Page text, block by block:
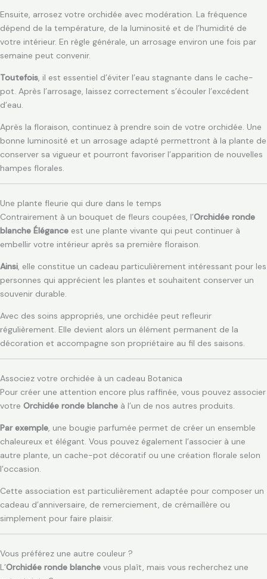
Ensuite, arrosez votre orchidée avec modération. La fréquence
dépend de la température, de la luminosité et de l’humidité de
votre intérieur. En règle générale, un arrosage environ une fois par
semaine peut convenir.
Toutefois, il est essentiel d’éviter l’eau stagnante dans le cache-
pot. Après l’arrosage, laissez correctement s’écouler l’excédent
d’eau.
Après la floraison, continuez à prendre soin de votre orchidée. Une
bonne luminosité et un arrosage adapté permettront à la plante de
conserver sa vigueur et pourront favoriser l’apparition de nouvelles
hampes florales.
Une plante fleurie qui dure dans le temps
Contrairement à un bouquet de fleurs coupées, l’Orchidée ronde
blanche Élégance est une plante vivante qui peut continuer à
embellir votre intérieur après sa première floraison.
Ainsi, elle constitue un cadeau particulièrement intéressant pour les
personnes qui apprécient les plantes et souhaitent conserver un
souvenir durable.
Avec des soins appropriés, une orchidée peut refleurir
régulièrement. Elle devient alors un élément permanent de la
décoration et accompagne son propriétaire au fil des saisons.
Associez votre orchidée à un cadeau Botanica
Pour créer une attention encore plus raffinée, vous pouvez associer
votre Orchidée ronde blanche à l’un de nos autres produits.
Par exemple, une bougie parfumée permet de créer un ensemble
chaleureux et élégant. Vous pouvez également l’associer à une
autre plante, un cache-pot décoratif ou une création florale selon
l’occasion.
Cette association est particulièrement adaptée pour composer un
cadeau d’anniversaire, de remerciement, de crémaillère ou
simplement pour faire plaisir.
Vous préférez une autre couleur ?
L’Orchidée ronde blanche vous plaît, mais vous recherchez une